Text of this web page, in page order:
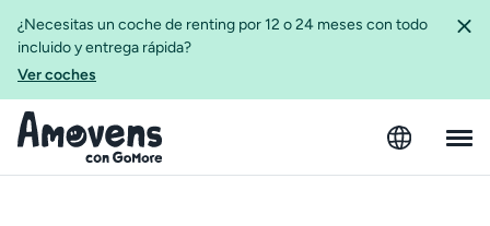
¿Necesitas un coche de renting por 12 o 24 meses con todo
incluido y entrega rápida?
Ver coches